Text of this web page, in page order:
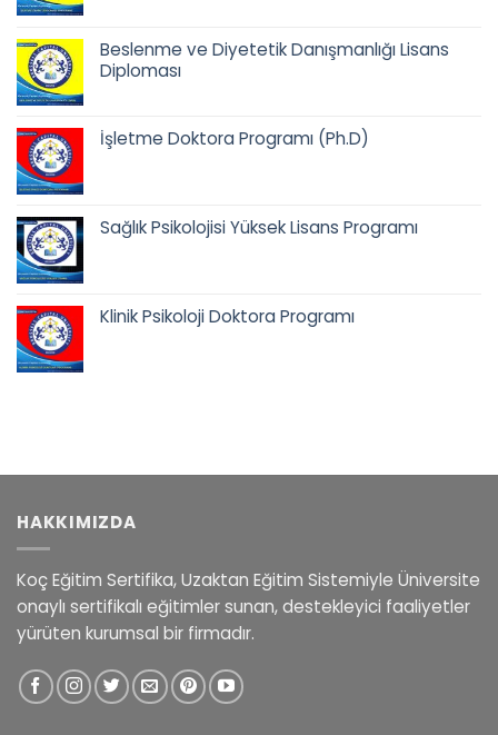
52.900,00 ₺.
Beslenme ve Diyetetik Danışmanlığı Lisans
Diploması
68.500,00 ₺.
fiyat:
İşletme Doktora Programı (Ph.D)
58.400,00 ₺.
Sağlık Psikolojisi Yüksek Lisans Programı
35.900,00 ₺.
Klinik Psikoloji Doktora Programı
HAKKIMIZDA
Koç Eğitim Sertifika, Uzaktan Eğitim Sistemiyle Üniversite
onaylı sertifikalı eğitimler sunan, destekleyici faaliyetler
yürüten kurumsal bir firmadır.